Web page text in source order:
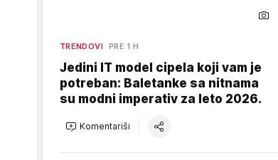
TRENDOVI PRE 1 H
Jedini IT model cipela koji vam je
potreban: Baletanke sa nitnama
su modni imperativ za leto 2026.
Komentariši